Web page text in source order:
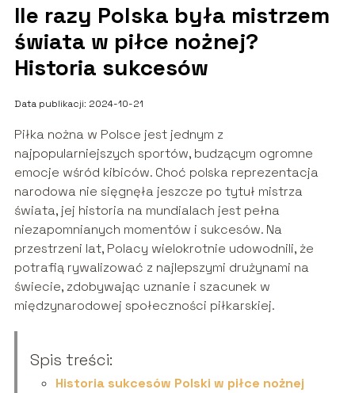
Ile razy Polska była mistrzem
świata w piłce nożnej?
Historia sukcesów
Data publikacji: 2024-10-21
Piłka nożna w Polsce jest jednym z
najpopularniejszych sportów, budzącym ogromne
emocje wśród kibiców. Choć polska reprezentacja
narodowa nie sięgnęła jeszcze po tytuł mistrza
świata, jej historia na mundialach jest pełna
niezapomnianych momentów i sukcesów. Na
przestrzeni lat, Polacy wielokrotnie udowodnili, że
potrafią rywalizować z najlepszymi drużynami na
świecie, zdobywając uznanie i szacunek w
międzynarodowej społeczności piłkarskiej.
Spis treści:
Historia sukcesów Polski w piłce nożnej